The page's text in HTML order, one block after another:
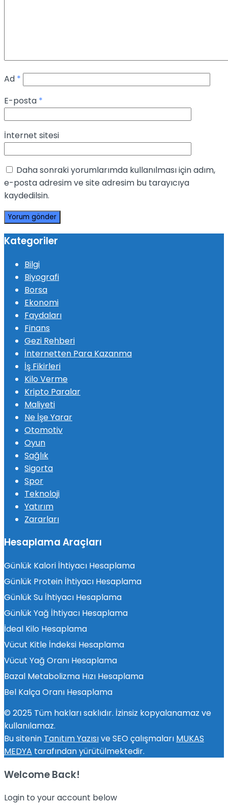
Ad *
E-posta *
İnternet sitesi
Daha sonraki yorumlarımda kullanılması için adım,
e-posta adresim ve site adresim bu tarayıcıya
kaydedilsin.
Kategoriler
Bilgi
Biyografi
Borsa
Ekonomi
Faydaları
Finans
Gezi Rehberi
İnternetten Para Kazanma
İş Fikirleri
Kilo Verme
Kripto Paralar
Maliyeti
Ne İşe Yarar
Otomotiv
Oyun
Sağlık
Sigorta
Spor
Teknoloji
Yatırım
Zararları
Hesaplama Araçları
Günlük Kalori İhtiyacı Hesaplama
Günlük Protein İhtiyacı Hesaplama
Günlük Su İhtiyacı Hesaplama
Günlük Yağ İhtiyacı Hesaplama
İdeal Kilo Hesaplama
Vücut Kitle İndeksi Hesaplama
Vücut Yağ Oranı Hesaplama
Bazal Metabolizma Hızı Hesaplama
Bel Kalça Oranı Hesaplama
© 2025 Tüm hakları saklıdır. İzinsiz kopyalanamaz ve
kullanılamaz.
Bu sitenin Tanıtım Yazısıve SEO çalışmaları MUKAS
MEDYA tarafından yürütülmektedir.
Welcome Back!
Login to your account below